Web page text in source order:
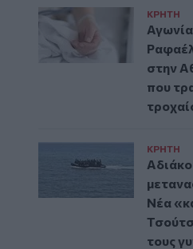
ΚΡΗΤΗ
στην
που
ΚΡΗΤΗ
Νέα
τους